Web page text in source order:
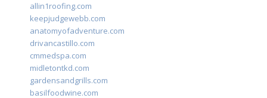
allin1roofing.com
keepjudgewebb.com
anatomyofadventure.com
drivancastillo.com
cmmedspa.com
midletontkd.com
gardensandgrills.com
basilfoodwine.com